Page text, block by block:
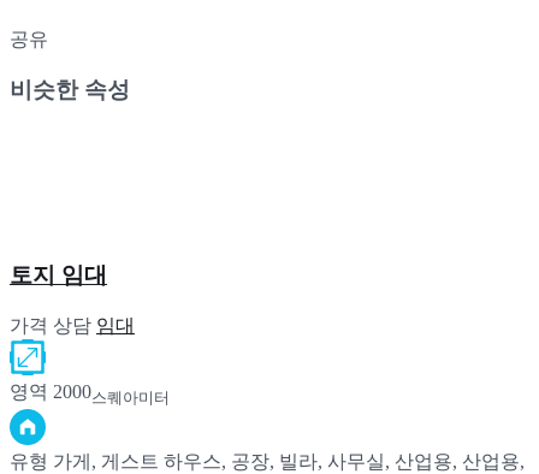
공유
비슷한 속성
토지 임대
가격 상담 임대
영역 2000스퀘아미터
유형 가게, 게스트 하우스, 공장, 빌라, 사무실, 산업용, 산업용,